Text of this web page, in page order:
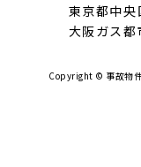
東京都中
大阪ガス
Copyright © 事故物